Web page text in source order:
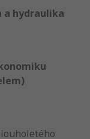
a hydraulika